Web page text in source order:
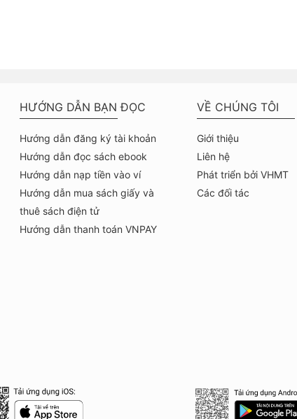
HƯỚNG DẪN BẠN ĐỌC
Hướng dẫn đăng ký tài khoản
Hướng dẫn đọc sách ebook
Hướng dẫn nạp tiền vào ví
Hướng dẫn mua sách giấy và
thuê sách điện tử
Hướng dẫn thanh toán VNPAY
VỀ CHÚNG TÔI
Giới thiệu
Liên hệ
Phát triển bởi VHMT
Các đối tác